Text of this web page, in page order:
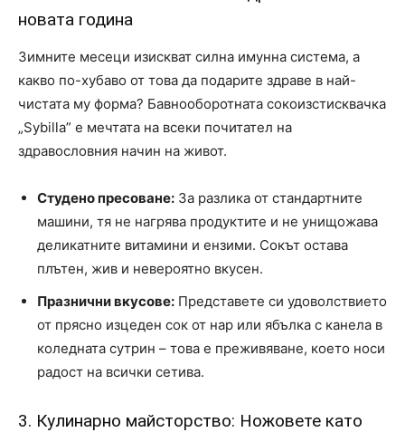
новата година
Зимните месеци изискват силна имунна система, а
какво по-хубаво от това да подарите здраве в най-
чистата му форма? Бавнооборотната сокоизстисквачка
„Sybilla” е мечтата на всеки почитател на
здравословния начин на живот.
Студено пресоване: За разлика от стандартните
машини, тя не нагрява продуктите и не унищожава
деликатните витамини и ензими. Сокът остава
плътен, жив и невероятно вкусен.
Празнични вкусове: Представете си удоволствието
от прясно изцеден сок от нар или ябълка с канела в
коледната сутрин – това е преживяване, което носи
радост на всички сетива.
3. Кулинарно майсторство: Ножовете като